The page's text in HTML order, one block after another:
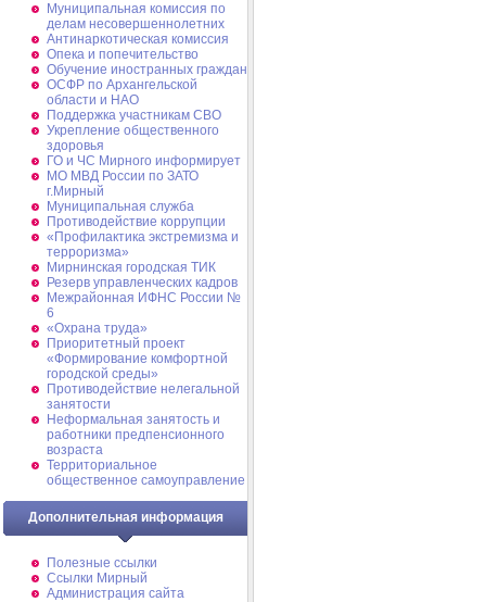
Муниципальная комиссия по
делам несовершеннолетних
Антинаркотическая комиссия
Опека и попечительство
Обучение иностранных граждан
ОСФР по Архангельской
области и НАО
Поддержка участникам СВО
Укрепление общественного
здоровья
ГО и ЧС Мирного информирует
МО МВД России по ЗАТО
г.Мирный
Муниципальная cлужба
Противодействие коррупции
«Профилактика экстремизма и
терроризма»
Мирнинская городская ТИК
Резерв управленческих кадров
Межрайонная ИФНС России №
6
«Охрана труда»
Приоритетный проект
«Формирование комфортной
городской среды»
Противодействие нелегальной
занятости
Неформальная занятость и
работники предпенсионного
возраста
Территориальное
общественное самоуправление
Дополнительная информация
Полезные ссылки
Ссылки Мирный
Администрация сайта